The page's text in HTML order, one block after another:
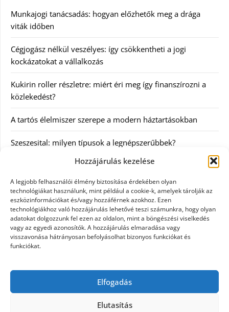
Hozzájárulás kezelése
A legjobb felhasználói élmény biztosítása érdekében olyan
technológiákat használunk, mint például a cookie-k, amelyek tárolják az
eszközinformációkat és/vagy hozzáférnek azokhoz. Ezen
technológiákhoz való hozzájárulás lehetővé teszi számunkra, hogy olyan
adatokat dolgozzunk fel ezen az oldalon, mint a böngészési viselkedés
vagy az egyedi azonosítók. A hozzájárulás elmaradása vagy
visszavonása hátrányosan befolyásolhat bizonyos funkciókat és
funkciókat.
Elfogadás
Elutasítás
Munkajogi tanácsadás: hogyan előzhetők meg a drága
viták időben
Cégjogász nélkül veszélyes: így csökkentheti a jogi
kockázatokat a vállalkozás
Kukirin roller részletre: miért éri meg így finanszírozni a
közlekedést?
A tartós élelmiszer szerepe a modern háztartásokban
Szeszesital: milyen típusok a legnépszerűbbek?
Egyéb
Irodalom
Szolgáltatás
Szórakozás
Webáruház